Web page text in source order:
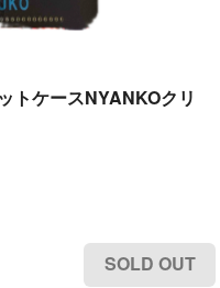
トケースNYANKOクリ
SOLD OUT